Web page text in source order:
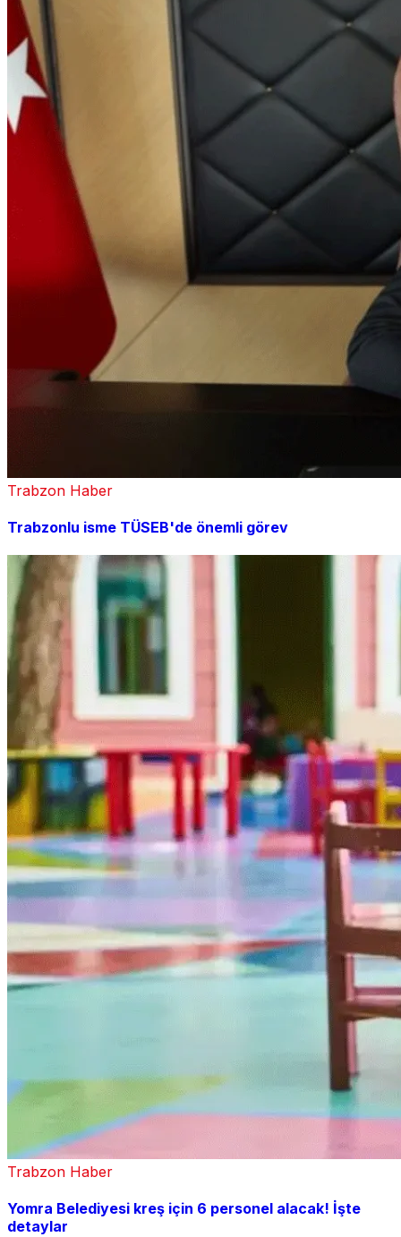
Trabzon Haber
Trabzonlu isme TÜSEB'de önemli görev
Trabzon Haber
Yomra Belediyesi kreş için 6 personel alacak! İşte
detaylar